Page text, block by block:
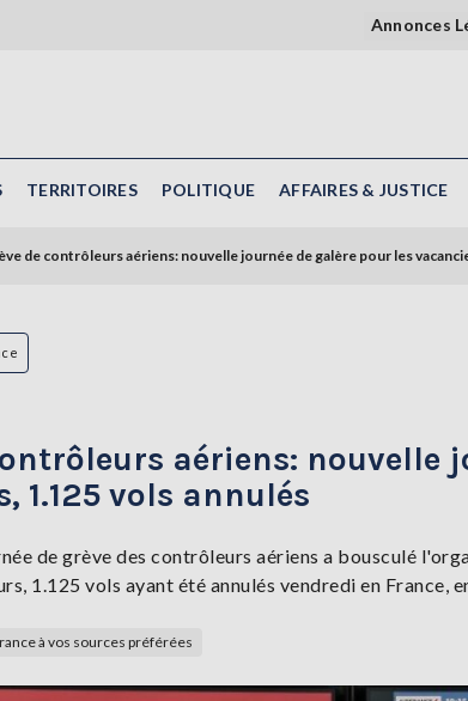
Annonces
TERRITOIRES POLITIQUE AFFAIRES & JUSTICE
de contrôleurs aériens: nouvelle journée de galère pour les
aériens: nouvelle
1.125 vols annulés
de grève des contrôleurs aériens a bousculé
1.125 vols ayant été annulés vendredi en France,
à vos sources préférées